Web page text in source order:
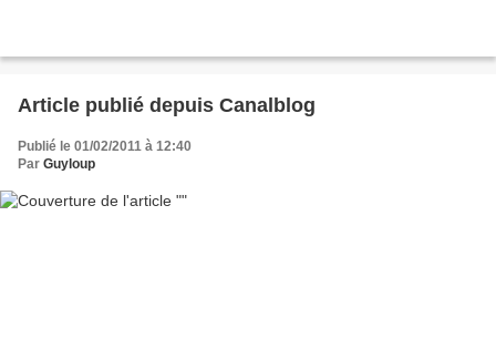
Article publié depuis Canalblog
Publié le 01/02/2011 à 12:40
Par Guyloup